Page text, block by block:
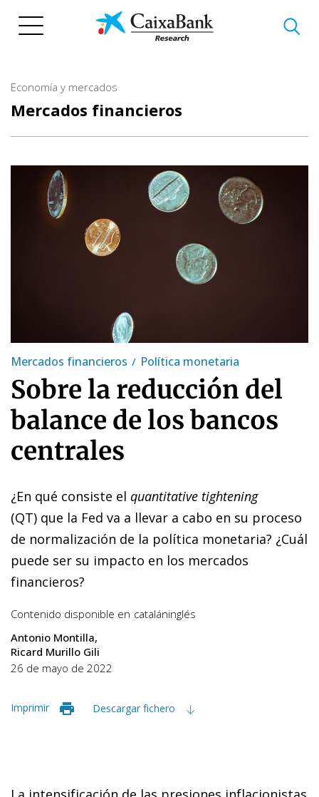
Economía y mercados
Mercados financieros
Mercados financieros Política monetaria
Sobre la reducción del
balance de los bancos
centrales
¿En qué consiste el quantitative tightening
(QT) que la Fed va a llevar a cabo en su proceso
de normalización de la política monetaria? ¿Cuál
puede ser su impacto en los mercados
financieros?
Contenido disponible en cataláninglés
Antonio Montilla
Ricard Murillo Gili
26 de mayo de 2022
Imprimir Descargar fichero